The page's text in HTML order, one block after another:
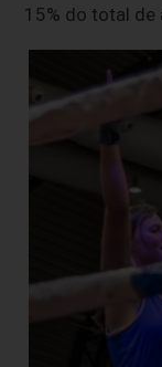
15% do total de